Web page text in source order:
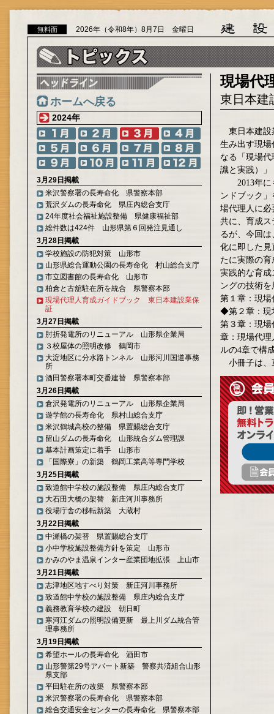
無料面 2026年（令和8年）8月7日 金曜日
ホームへ戻る
2024年
3月29日掲載
米沢警察署の長寿命化 県警察本部
荒沢ダムの長寿命化 県庄内総合支庁
24年度社会福祉施設整備 県健康福祉部
総件数は424件 山形県第６回発注見通し
3月28日掲載
学校施設の防犯対策 山形市
山形県総合運動公園の長寿命化 村山総合支庁
市立図書館の長寿命化 山形市
柏倉と古舘駐在所を統合 県警察本部
現場代理人育成ガイドブック 東日本建設業保
証
3月27日掲載
肘折発電所のリニューアル 山形県企業局
３校屋体の照明改修 鶴岡市
大淀地区に分水路トンネル 山形河川国道事務
所
酒田警察署本町交番建替 県警察本部
3月26日掲載
倉沢発電所のリニューアル 山形県企業局
遊学館の長寿命化 県村山総合支庁
米沢鶴城高校の整備 県置賜総合支庁
留山ダムの長寿命化 山形統合ダム管理課
基本計画策定に着手 山形市
「国際寮」の新築 鶴岡工業高等専門学校
3月25日掲載
致道館中学校の施設整備 県庄内総合支庁
大石田大橋の架替 新庄河川事務所
役場庁舎の移転新築 大蔵村
3月22日掲載
中瀬橋の架替 県置賜総合支庁
小中学校施設整備方針を策定 山形市
かみのやま温泉インター産業団地拡張 上山市
3月21日掲載
志津地区地すべり対策 新庄河川事務所
致道館中学校の施設整備 県庄内総合支庁
義務教育学校の建設 朝日町
寒河江ダムの照明設備更新 最上川ダム統合管
理事務所
3月19日掲載
希望ホールの長寿命化 酒田市
山形警第29号アパート新築 警察共済組合山形
県支部
平田駐在所の改築 県警察本部
米沢警察署の長寿命化 県警察本部
総合交通安全センターの長寿命化 県警察本部
現場代
東日本建
東日本建設
生み出す現
なる「現場
識と実践）」
2013年に
ンドブック
場代理人に
共に、育成
るが、今回
化に即した
たに実際の
実践的な育成
ングの技術
第１章：現
◆第２章：現
第３章：現
章：現場代理
ルの4章で構
小冊子は、